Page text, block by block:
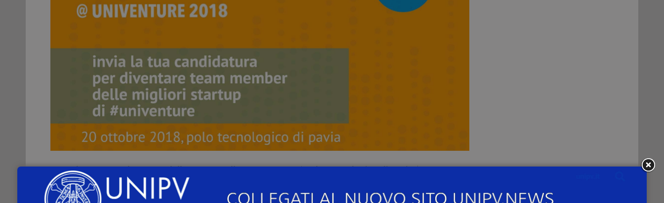
Sabato 20 ottobre 2018,dalle ore 9.00 alle 13.00, presso ilPolo Tecnologico di Pavia(via Cuzio,
14), si terrà l’incontro
“UniVenture 2018 – Fiera delle idee”
presentano le loro idee e si sfidano per arrivare alla finale.